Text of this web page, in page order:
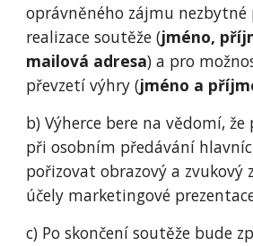
oprávněného zájmu nezbytné
realizace soutěže (jméno,
mailová adresa) a pro
převzetí výhry (jméno a
b) Výherce bere na vědomí,
při osobním předávání
pořizovat obrazový a zvukový
účely marketingové
c) Po skončení soutěže bude